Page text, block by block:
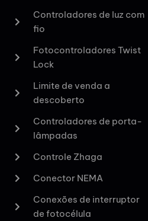
Controladores de luz com
fio
Fotocontroladores Twist
Lock
Limite de venda a
descoberto
Controladores de porta-
lâmpadas
Controle Zhaga
Conector NEMA
Conexões de interruptor
de fotocélula